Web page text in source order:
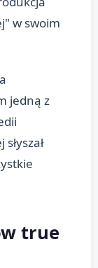
w swoim
jedną z
true